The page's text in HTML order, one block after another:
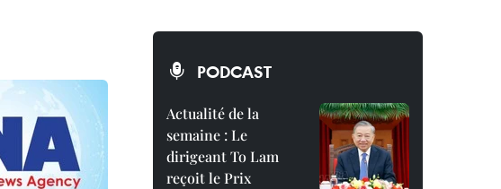
PODCAST
Actualité de la
semaine : Le
dirigeant To Lam
reçoit le Prix